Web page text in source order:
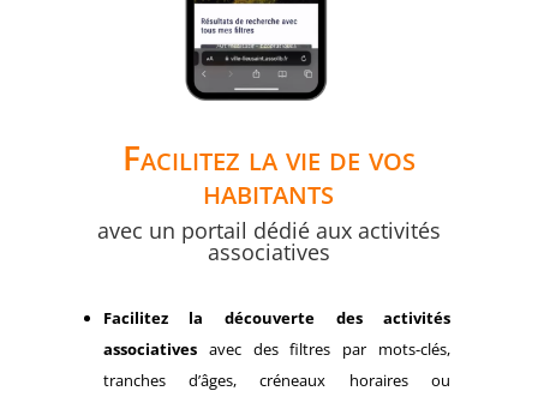
Facilitez la vie de vos
habitants
avec un portail dédié aux activités
associatives
Facilitez la découverte des activités
associativesavec des filtres par mots-clés,
tranches d’âges, créneaux horaires ou